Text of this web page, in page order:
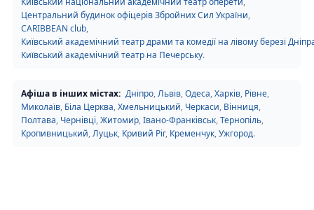
Центральний будинок офіцерів Збройних Сил України,
CARIBBEAN club,
Київський академічний театр драми та комедії на лівому березі
Київський академічний театр на Печерську.
Афіша в інших містах: Дніпро,Львів,Одеса,Харків, Рівне,
Миколаїв, Біла Церква,Хмельницький, Черкаси, Вінниця,
Полтава, Чернівці,Житомир,Івано-Франківськ,Тернопіль,
Кропивницький,Луцьк, Кривий Ріг, Кременчук,Ужгород.